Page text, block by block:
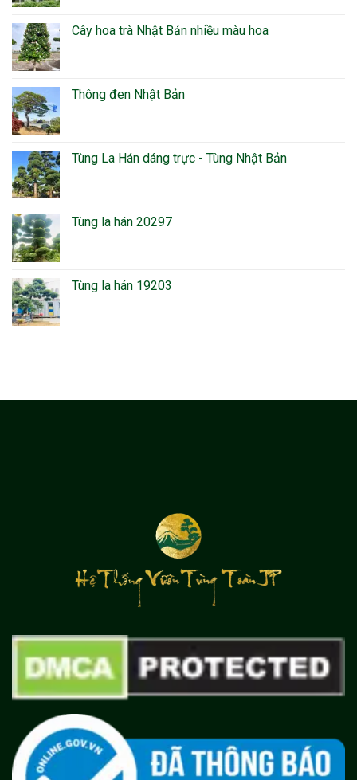
Cây hoa trà Nhật Bản nhiều màu hoa
Thông đen Nhật Bản
Tùng La Hán dáng trực - Tùng Nhật Bản
Tùng la hán 20297
Tùng la hán 19203